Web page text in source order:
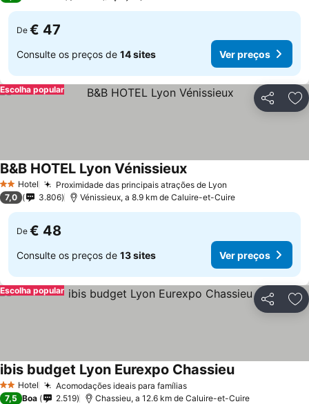
De € 47
Consulte os preços de 14 sites Ver preços
Partilhar
Escolha popular
2 Estrelas
Hotel Proximidade das principais atrações de Lyon
B&B HOTEL Lyon Vénissieux
7,0 3.806 Vénissieux, a 8.9 km de Caluire-et-Cuire
De € 48
Consulte os preços de 13 sites Ver preços
Partilhar
Escolha popular
2 Estrelas
Hotel Acomodações ideais para famílias
ibis budget Lyon Eurexpo Chassieu
7,5 Boa 2.519 Chassieu, a 12.6 km de Caluire-et-Cuire